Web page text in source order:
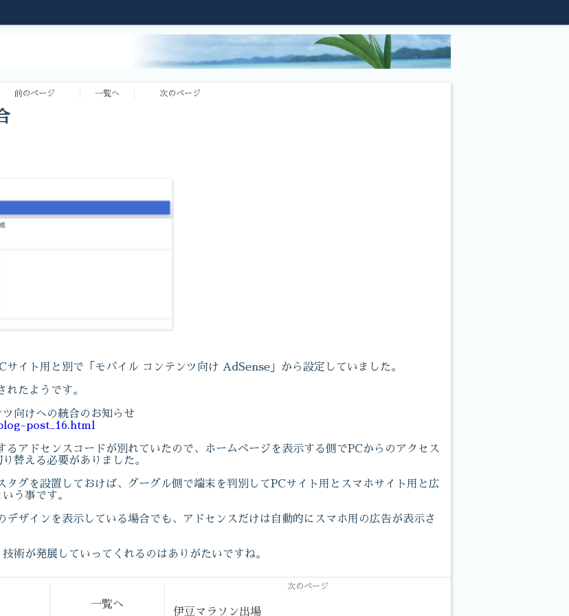
前のページ 一覧へ 次のページ
イト用と別で「モバイル コンテンツ向け AdSense」から設定していました。
たようです。
向けへの統合のお知らせ
post_16.html
アドセンスコードが別れていたので、ホームページを表示する側でPCからのアクセス
替える必要がありました。
タグを設置しておけば、グーグル側で端末を判別してPCサイト用とスマホサイト用と広
う事です。
ザインを表示している場合でも、アドセンスだけは自動的にスマホ用の広告が表示さ
術が発展していってくれるのはありがたいですね。
一覧へ
次のページ
伊豆マラソン出場